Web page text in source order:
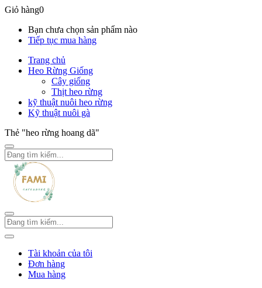
Giỏ hàng0
Bạn chưa chọn sản phẩm nào
Tiếp tục mua hàng
Trang chủ
Heo Rừng Giống
Cây giống
Thịt heo rừng
kỹ thuật nuôi heo rừng
Kỹ thuật nuôi gà
Thẻ "heo rừng hoang dã"
Tài khoản của tôi
Đơn hàng
Mua hàng